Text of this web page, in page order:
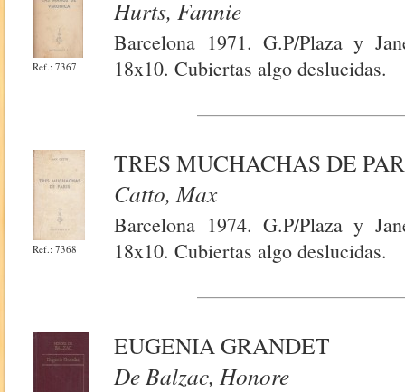
Ref.: 7367
Hurts, Fannie
Barcelona 1971. G.P/Plaza y
18x10. Cubiertas algo deslucidas.
Ref.: 7368
TRES MUCHACHAS DE
Catto, Max
Barcelona 1974. G.P/Plaza y
18x10. Cubiertas algo deslucidas.
EUGENIA GRANDET
De Balzac, Honore